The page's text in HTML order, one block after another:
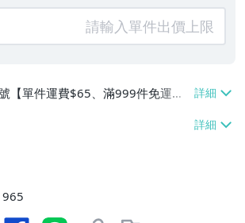
【單件運費$65、滿999件免運